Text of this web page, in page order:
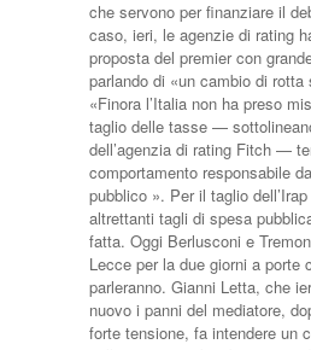
che servono per finanziare il
caso, ieri, le agen­zie di rating
proposta del pre­mier con
parlando di «un cambio di rotta
«Finora l’Italia non ha preso
taglio delle tasse —
dell’agenzia di ra­ting Fitch —
comportamento responsabile
pubbli­co ». Per il taglio
altrettanti tagli di spe­sa
fatta. Oggi Berlusconi e
Lecce per la due giorni a porte
parleranno. Gianni Letta, che
nuovo i panni del mediatore,
forte ten­sione, fa intendere un